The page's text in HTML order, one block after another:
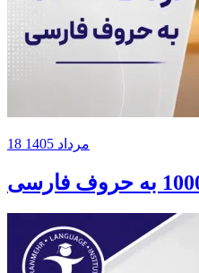
18 مرداد 1405